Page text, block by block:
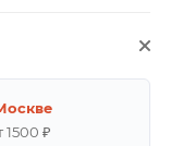
1500 ₽